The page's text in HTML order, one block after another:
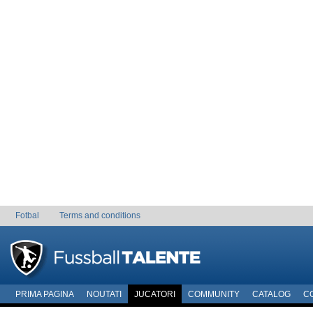
Fotbal Terms and conditions
PRIMA PAGINA NOUTATI JUCATORI COMMUNITY CATALOG